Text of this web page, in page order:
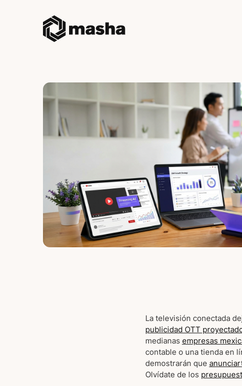
La televisión conectada
publicidad OTT
medianas empresas
contable o una tienda en
demostrarán que
Olvídate de los